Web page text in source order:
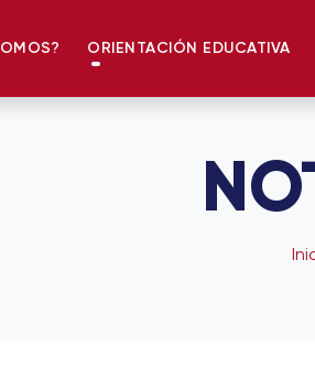
ORIENTACIÓN EDUCATIVA